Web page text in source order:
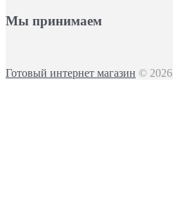
Мы принимаем
Готовый интернет магазин © 2026